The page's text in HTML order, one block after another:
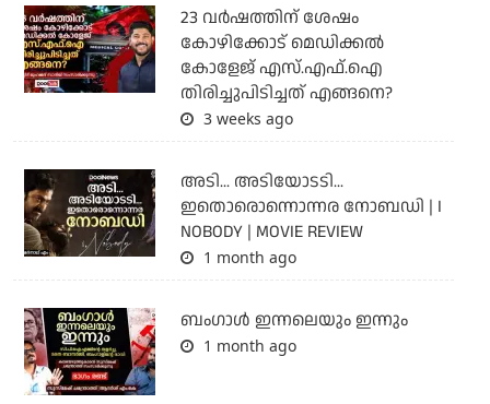
23 വർഷത്തിന് ശേഷം
കോഴിക്കോട് മെഡിക്കൽ
കോളേജ് എസ്.എഫ്.ഐ
തിരിച്ചുപിടിച്ചത് എങ്ങനെ?
3 weeks ago
അടി... അടിയോടടി...
ഇതൊരൊന്നൊന്നര നോബഡി | I
NOBODY | MOVIE REVIEW
1 month ago
ബംഗാള്‍ ഇന്നലെയും ഇന്നും
1 month ago